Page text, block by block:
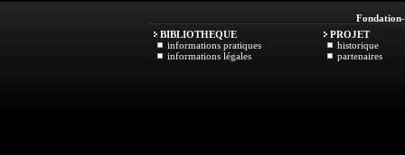
Fondation
BIBLIOTHEQUE
informations pratiques
informations légales
PROJET
historique
partenaires